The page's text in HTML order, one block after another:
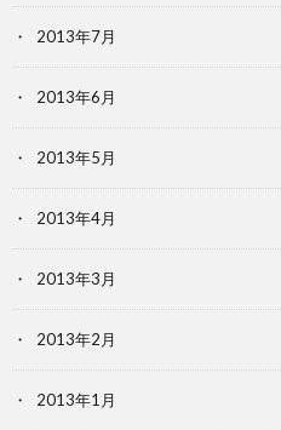
2013年7月
2013年6月
2013年5月
2013年4月
2013年3月
2013年2月
2013年1月